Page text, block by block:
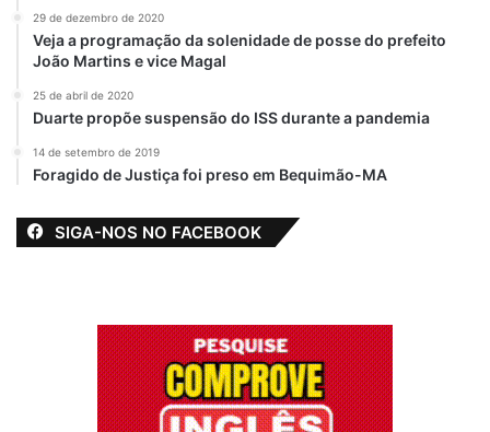
29 de dezembro de 2020
Veja a programação da solenidade de posse do prefeito
João Martins e vice Magal
25 de abril de 2020
Duarte propõe suspensão do ISS durante a pandemia
14 de setembro de 2019
Foragido de Justiça foi preso em Bequimão-MA
SIGA-NOS NO FACEBOOK